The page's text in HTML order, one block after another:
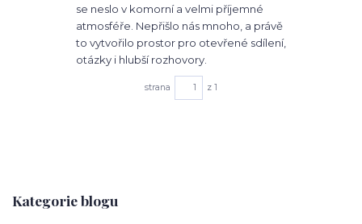
Kategorie blogu
se neslo v komorní a velmi příjemné
atmosféře. Nepřišlo nás mnoho, a právě
to vytvořilo prostor pro otevřené sdílení,
otázky i hlubší rozhovory.
strana z 1